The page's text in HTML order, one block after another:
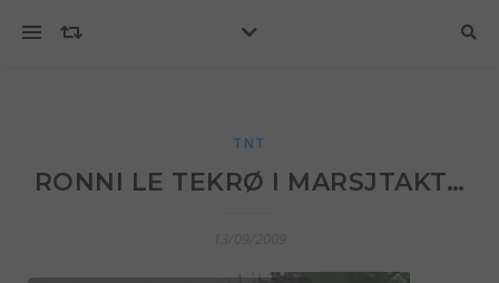
TNT
RONNI LE TEKRØ I MARSJTAKT…